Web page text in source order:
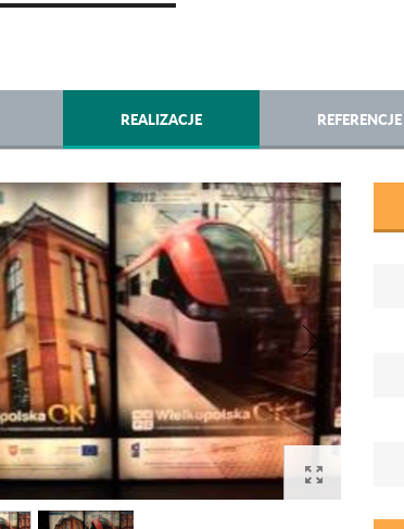
REALIZACJE REFERENCJE